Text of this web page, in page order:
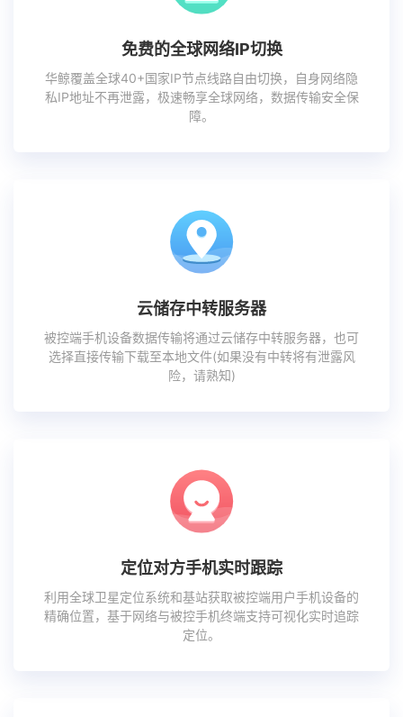
免费的全球网络IP切换
华鲸覆盖全球40+国家IP节点线路自由切换，自身网络隐
私IP地址不再泄露，极速畅享全球网络，数据传输安全保
障。
云储存中转服务器
被控端手机设备数据传输将通过云储存中转服务器，也可
选择直接传输下载至本地文件(如果没有中转将有泄露风
险，请熟知)
定位对方手机实时跟踪
利用全球卫星定位系统和基站获取被控端用户手机设备的
精确位置，基于网络与被控手机终端支持可视化实时追踪
定位。